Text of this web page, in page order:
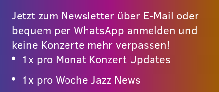
Jetzt zum Newsletter über E-Mail oder
bequem per WhatsApp anmelden und
keine Konzerte mehr verpassen!
1x pro Monat Konzert Updates
1x pro Woche Jazz News